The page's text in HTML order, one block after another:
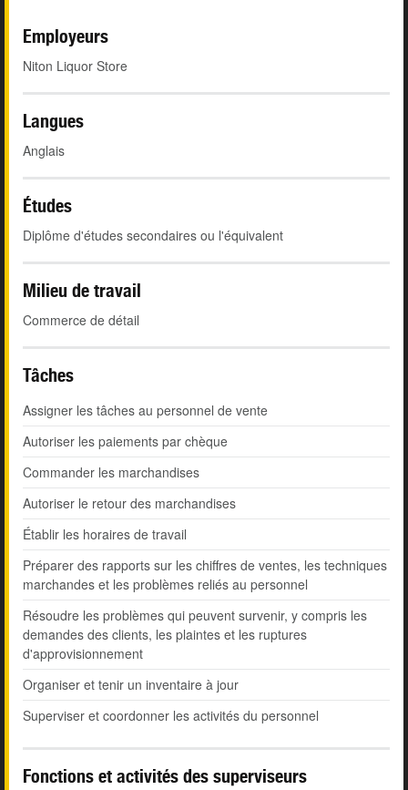
Employeurs
Niton Liquor Store
Langues
Anglais
Études
Diplôme d'études secondaires ou l'équivalent
Milieu de travail
Commerce de détail
Tâches
Assigner les tâches au personnel de vente
Autoriser les paiements par chèque
Commander les marchandises
Autoriser le retour des marchandises
Établir les horaires de travail
Préparer des rapports sur les chiffres de ventes, les techniques
marchandes et les problèmes reliés au personnel
Résoudre les problèmes qui peuvent survenir, y compris les
demandes des clients, les plaintes et les ruptures
d'approvisionnement
Organiser et tenir un inventaire à jour
Superviser et coordonner les activités du personnel
Fonctions et activités des superviseurs